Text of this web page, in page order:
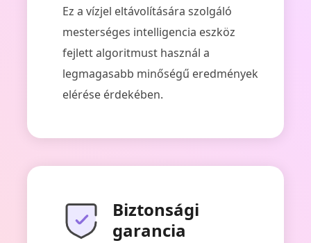
Ez a vízjel eltávolítására szolgáló
mesterséges intelligencia eszköz
fejlett algoritmust használ a
legmagasabb minőségű eredmények
elérése érdekében.
Biztonsági
garancia